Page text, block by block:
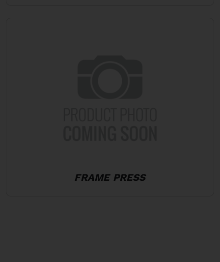
FRAME PRESS